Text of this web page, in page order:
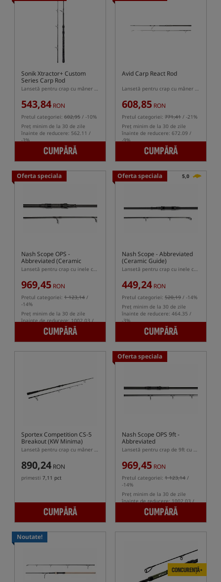
Sonik Xtractor+ Custom
Series Carp Rod
Lansetă pentru crap cu mâner telescopic
543,84 RON
Pretul categoriei: 602,95 / -10%
Preț minim de la 30 de zile
înainte de reducere: 562.11 /
-3%
CUMPĂRĂ
Avid Carp React Rod
Lansetă pentru crap cu mâner semi-telescopic
608,85 RON
Pretul categoriei: 771,41 / -21%
Preț minim de la 30 de zile
înainte de reducere: 672.09 /
-9%
CUMPĂRĂ
Oferta speciala
Nash Scope OPS -
Abbreviated (Ceramic
Guide)
Lansetă pentru crap cu inele ceramice și mâner telescopic
969,45 RON
Pretul categoriei: 1 123,14 /
-14%
Preț minim de la 30 de zile
înainte de reducere: 1002.03 /
CUMPĂRĂ
Oferta speciala 5,0
Nash Scope - Abbreviated
(Ceramic Guide)
Lansetă pentru crap cu inele ceramice și mâner telescopic
449,24 RON
Pretul categoriei: 520,19 / -14%
Preț minim de la 30 de zile
înainte de reducere: 464.35 /
-3%
CUMPĂRĂ
Sportex Competition CS-5
Breakout (KW Minima)
Lansetă pentru crap cu mâner semi-telescopic
890,24 RON
primesti 7,11 pct
CUMPĂRĂ
Oferta speciala
Nash Scope OPS 9ft -
Abbreviated
Lansetă pentru crap de 9ft cu mâner telescopic
969,45 RON
Pretul categoriei: 1 123,14 /
-14%
Preț minim de la 30 de zile
înainte de reducere: 1002.03 /
CUMPĂRĂ
Noutate!
CONCURENȚĂ+